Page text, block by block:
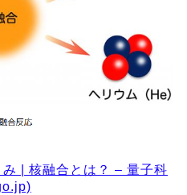
| 核融合とは？ – 量子科